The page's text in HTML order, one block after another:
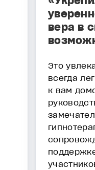
вера в
Это
всегда
к вам